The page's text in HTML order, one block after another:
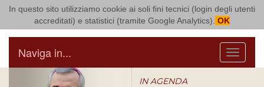
In questo sito utilizziamo cookie ai soli fini tecnici (login degli utenti
accreditati) e statistici (tramite Google Analytics). OK
Arcidiocesi di Bari Bitonto
Menu
Naviga in...
IN AGENDA